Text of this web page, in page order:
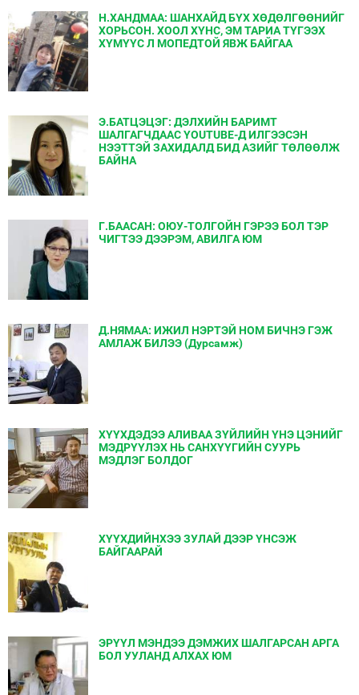
Н.ХАНДМАА: ШАНХАЙД БҮХ ХӨДӨЛГӨӨНИЙГ
ХОРЬСОН. ХООЛ ХҮНС, ЭМ ТАРИА ТҮГЭЭХ
ХҮМҮҮС Л МОПЕДТОЙ ЯВЖ БАЙГАА
Э.БАТЦЭЦЭГ: ДЭЛХИЙН БАРИМТ
ШАЛГАГЧДААС YOUTUBE-Д ИЛГЭЭСЭН
НЭЭТТЭЙ ЗАХИДАЛД БИД АЗИЙГ ТӨЛӨӨЛЖ
БАЙНА
Г.БААСАН: ОЮУ-ТОЛГОЙН ГЭРЭЭ БОЛ ТЭР
ЧИГТЭЭ ДЭЭРЭМ, АВИЛГА ЮМ
Д.НЯМАА: ИЖИЛ НЭРТЭЙ НОМ БИЧНЭ ГЭЖ
АМЛАЖ БИЛЭЭ (Дурсамж)
ХҮҮХДЭДЭЭ АЛИВАА ЗҮЙЛИЙН ҮНЭ ЦЭНИЙГ
МЭДРҮҮЛЭХ НЬ САНХҮҮГИЙН СУУРЬ
МЭДЛЭГ БОЛДОГ
ХҮҮХДИЙНХЭЭ ЗУЛАЙ ДЭЭР ҮНСЭЖ
БАЙГААРАЙ
ЭРҮҮЛ МЭНДЭЭ ДЭМЖИХ ШАЛГАРСАН АРГА
БОЛ УУЛАНД АЛХАХ ЮМ